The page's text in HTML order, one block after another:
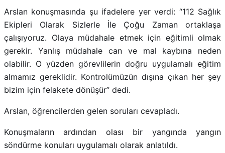
Arslan konuşmasında şu ifadelere yer verdi: “112 Sağlık
Ekipleri Olarak Sizlerle İle Çoğu Zaman ortaklaşa
çalışıyoruz. Olaya müdahale etmek için eğitimli olmak
gerekir. Yanlış müdahale can ve mal kaybına neden
olabilir. O yüzden görevlilerin doğru uygulamalı eğitim
almamız gereklidir. Kontrolümüzün dışına çıkan her şey
bizim için felakete dönüşür” dedi.
Arslan, öğrencilerden gelen soruları cevapladı.
Konuşmaların ardından olası bir yangında yangın
söndürme konuları uygulamalı olarak anlatıldı.